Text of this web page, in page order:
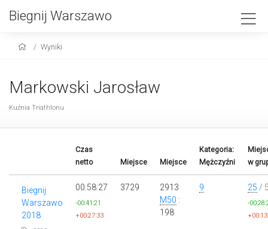
Biegnij Warszawo
Wyniki
Markowski Jarosław
Kuźnia Triathlonu
Czas
netto
Miejsce Miejsce
Kategoria:
Mężczyźni
w
Biegnij
Warszawo
2018
00:58:27
-00:41:21
+00:27:33
3729
2913
M50 :
198
9 25 /
-